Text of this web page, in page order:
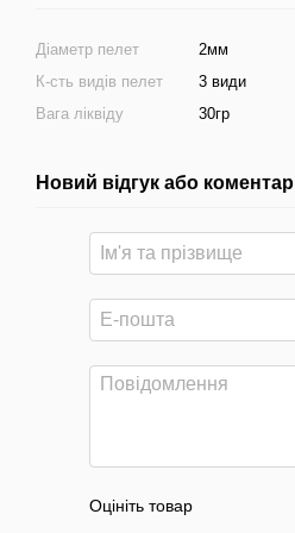
Діаметр пелет
2мм
К-сть видів пелет
3 види
Вага ліквіду
30гр
Новий відгук або коментар
Оцініть товар